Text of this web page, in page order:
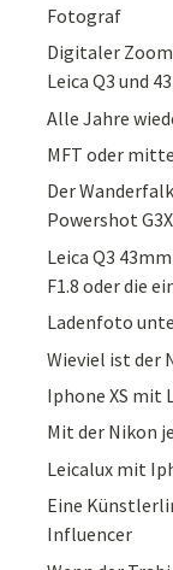
Fotograf
Digitaler Zoom
Leica Q3 und
Alle Jahre
MFT oder
Der
Powershot G3X
Leica Q3
F1.8 oder die
Ladenfoto
Wieviel ist der
Iphone XS mit
Mit der Nikon
Leicalux mit
Eine
Influencer